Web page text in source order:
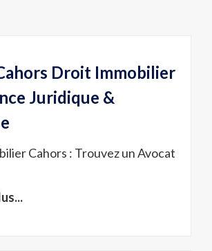
Droit Immobilier
Juridique &
Cahors : Trouvez un Avocat